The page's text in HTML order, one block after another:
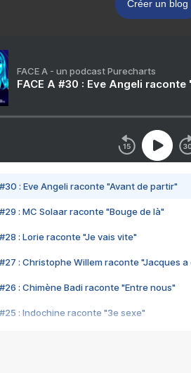
Créer un blog
FACE A - un podcast Purecharts
FACE A #30 : Eve Angeli
#30 : Eve Angeli raconte "Avant de partir"
#29 : MC Solaar raconte "Bouge de là"
#28 : Lorie raconte "Je vais vite"
#27 : Christophe Willem raconte "Jacques a
#26 : Chimène Badi raconte "Entre nous"
#25 : Indochine raconte "3e sexe"